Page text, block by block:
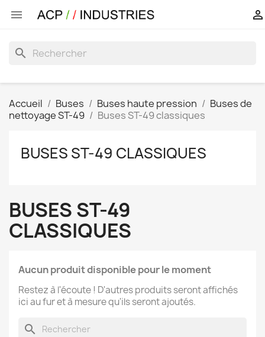
 
search
Accueil Buses Buses haute pression
Buses de
nettoyage ST-49
Buses ST-49 classiques
BUSES ST-49 CLASSIQUES
BUSES ST-49
CLASSIQUES
Aucun produit disponible pour le moment
Restez à l'écoute ! D'autres produits seront affichés
ici au fur et à mesure qu'ils seront ajoutés.
search